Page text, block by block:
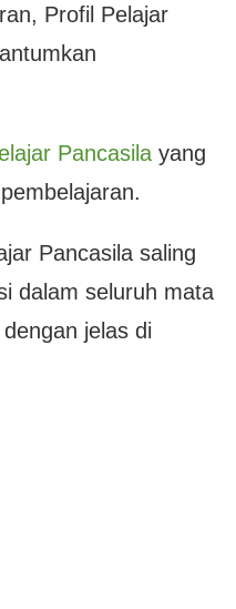
Profil Pelajar
Pancasila yang
Pancasila saling
dalam seluruh mata
jelas di